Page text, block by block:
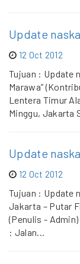
Update
12 Oct 2012
Tujuan : Update
Marawa”
Lentera Timur
Minggu, Jakarta
Update
12 Oct 2012
Tujuan : Update
Jakarta – Putar
(Penulis -
: Jalan...